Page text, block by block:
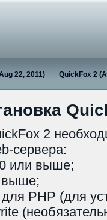
22, 2011) QuickFox 2
2
сервера:
или выше;
выше;
PHP (для